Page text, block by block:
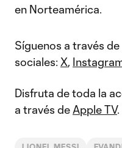
en Norteamérica.
Síguenos a través
sociales: X,
Disfruta de toda la
a través de Apple TV.